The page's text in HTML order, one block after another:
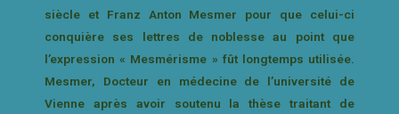
siècle et Franz Anton Mesmer pour que celui-ci
conquière ses lettres de noblesse au point que
l’expression « Mesmérisme » fût longtemps utilisée.
Mesmer, Docteur en médecine de l’université de
Vienne après avoir soutenu la thèse traitant de